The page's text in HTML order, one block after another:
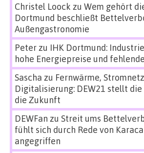
Christel Loock zu Wem gehört
Dortmund beschließt
Außengastronomie
Peterzu IHK Dortmund:
hohe Energiepreise und
Sascha zu Fernwärme,
Digitalisierung: DEW21 stellt
die Zukunft
DEWFan zu Streit ums
fühlt sich durch Rede von
angegriffen